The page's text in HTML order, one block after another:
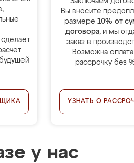
Вы вносите
размере 10% от
договора, и мы
заказ в
Возможна
рассрочку без
УЗНАТЬ О
у нас